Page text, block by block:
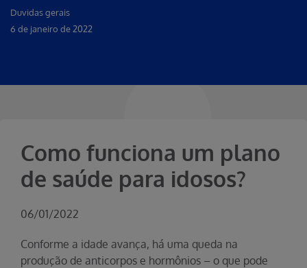
Duvidas gerais
6 de janeiro de 2022
Como funciona um plano
de saúde para idosos?
06/01/2022
Conforme a idade avança, há uma queda na
produção de anticorpos e hormônios – o que pode